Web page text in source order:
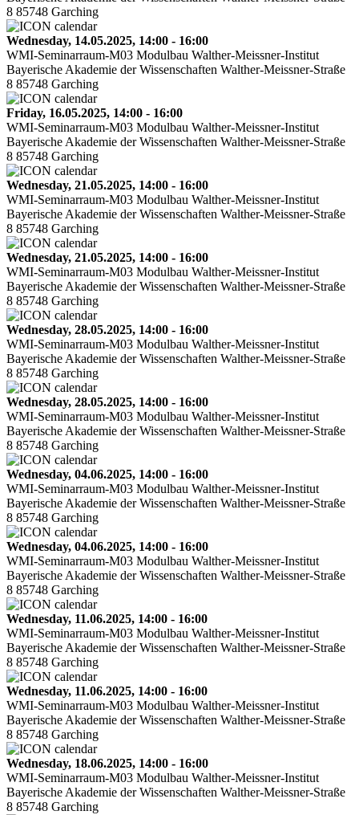
8 85748 Garching
Wednesday, 14.05.2025, 14:00 - 16:00
WMI-Seminarraum-M03 Modulbau Walther-Meissner-Institut
Bayerische Akademie der Wissenschaften Walther-Meissner-Straße
8 85748 Garching
Friday, 16.05.2025, 14:00 - 16:00
WMI-Seminarraum-M03 Modulbau Walther-Meissner-Institut
Bayerische Akademie der Wissenschaften Walther-Meissner-Straße
8 85748 Garching
Wednesday, 21.05.2025, 14:00 - 16:00
WMI-Seminarraum-M03 Modulbau Walther-Meissner-Institut
Bayerische Akademie der Wissenschaften Walther-Meissner-Straße
8 85748 Garching
Wednesday, 21.05.2025, 14:00 - 16:00
WMI-Seminarraum-M03 Modulbau Walther-Meissner-Institut
Bayerische Akademie der Wissenschaften Walther-Meissner-Straße
8 85748 Garching
Wednesday, 28.05.2025, 14:00 - 16:00
WMI-Seminarraum-M03 Modulbau Walther-Meissner-Institut
Bayerische Akademie der Wissenschaften Walther-Meissner-Straße
8 85748 Garching
Wednesday, 28.05.2025, 14:00 - 16:00
WMI-Seminarraum-M03 Modulbau Walther-Meissner-Institut
Bayerische Akademie der Wissenschaften Walther-Meissner-Straße
8 85748 Garching
Wednesday, 04.06.2025, 14:00 - 16:00
WMI-Seminarraum-M03 Modulbau Walther-Meissner-Institut
Bayerische Akademie der Wissenschaften Walther-Meissner-Straße
8 85748 Garching
Wednesday, 04.06.2025, 14:00 - 16:00
WMI-Seminarraum-M03 Modulbau Walther-Meissner-Institut
Bayerische Akademie der Wissenschaften Walther-Meissner-Straße
8 85748 Garching
Wednesday, 11.06.2025, 14:00 - 16:00
WMI-Seminarraum-M03 Modulbau Walther-Meissner-Institut
Bayerische Akademie der Wissenschaften Walther-Meissner-Straße
8 85748 Garching
Wednesday, 11.06.2025, 14:00 - 16:00
WMI-Seminarraum-M03 Modulbau Walther-Meissner-Institut
Bayerische Akademie der Wissenschaften Walther-Meissner-Straße
8 85748 Garching
Wednesday, 18.06.2025, 14:00 - 16:00
WMI-Seminarraum-M03 Modulbau Walther-Meissner-Institut
Bayerische Akademie der Wissenschaften Walther-Meissner-Straße
8 85748 Garching